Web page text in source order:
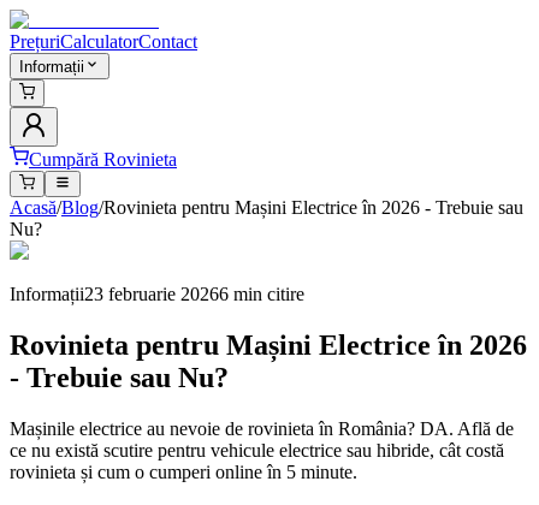
PrețuriCalculatorContact
Informații
Cumpără Rovinieta
Acasă/Blog/Rovinieta pentru Mașini Electrice în 2026 - Trebuie sau
Nu?
Informații23 februarie 20266 min citire
Rovinieta pentru Mașini Electrice în 2026
- Trebuie sau Nu?
Mașinile electrice au nevoie de rovinieta în România? DA. Află de
ce nu există scutire pentru vehicule electrice sau hibride, cât costă
rovinieta și cum o cumperi online în 5 minute.